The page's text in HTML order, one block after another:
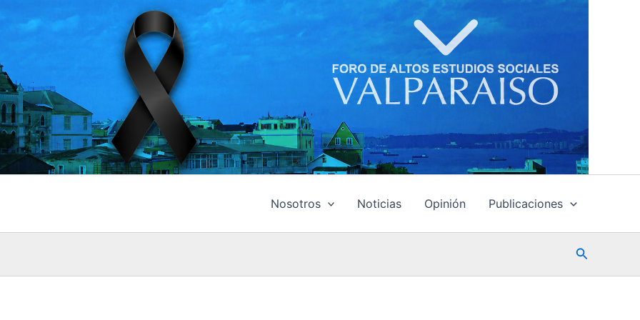
Nosotros Noticias Opinión Publicaciones
Buscar